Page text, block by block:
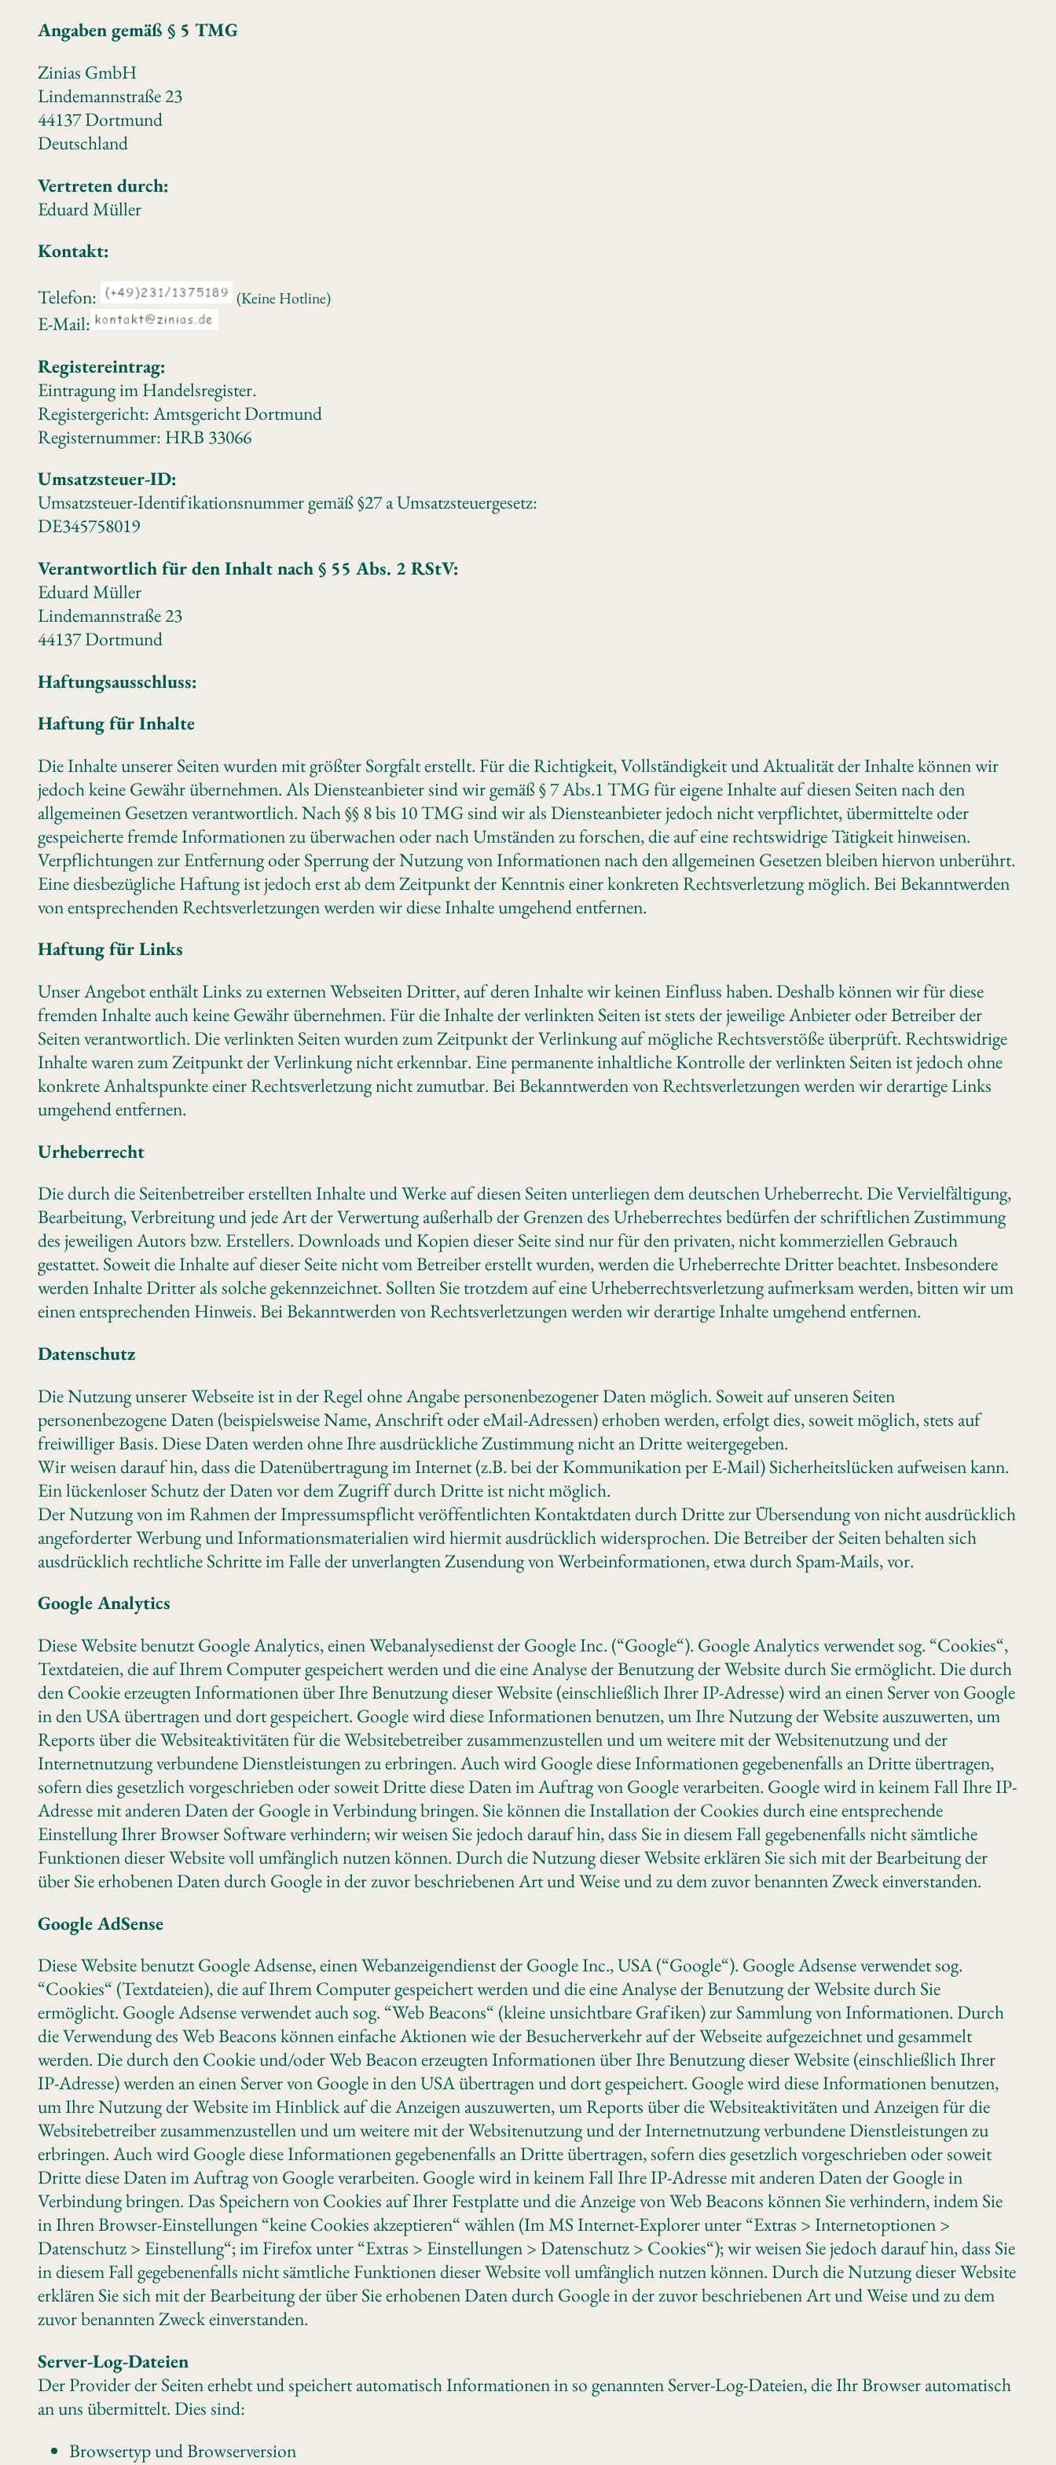
Angaben gemäß § 5 TMG
Zinias GmbH
Lindemannstraße 23
44137 Dortmund
Deutschland
Vertreten durch:
Eduard Müller
Kontakt:
Telefon:
(Keine Hotline)
E-Mail:
Registereintrag:
Eintragung im Handelsregister.
Registergericht: Amtsgericht Dortmund
Registernummer: HRB 33066
Umsatzsteuer-ID:
Umsatzsteuer-Identifikationsnummer gemäß §27 a Umsatzsteuergesetz:
DE345758019
Verantwortlich für den Inhalt nach § 55 Abs. 2 RStV:
Eduard Müller
Lindemannstraße 23
44137 Dortmund
Haftungsausschluss:
Haftung für Inhalte
Die Inhalte unserer Seiten wurden mit größter Sorgfalt erstellt. Für die Richtigkeit, Vollständigkeit und Aktualität der Inhalte können wir
jedoch keine Gewähr übernehmen. Als Diensteanbieter sind wir gemäß § 7 Abs.1 TMG für eigene Inhalte auf diesen Seiten nach den
allgemeinen Gesetzen verantwortlich. Nach §§ 8 bis 10 TMG sind wir als Diensteanbieter jedoch nicht verpflichtet, übermittelte oder
gespeicherte fremde Informationen zu überwachen oder nach Umständen zu forschen, die auf eine rechtswidrige Tätigkeit hinweisen.
Verpflichtungen zur Entfernung oder Sperrung der Nutzung von Informationen nach den allgemeinen Gesetzen bleiben hiervon unberührt.
Eine diesbezügliche Haftung ist jedoch erst ab dem Zeitpunkt der Kenntnis einer konkreten Rechtsverletzung möglich. Bei Bekanntwerden
von entsprechenden Rechtsverletzungen werden wir diese Inhalte umgehend entfernen.
Haftung für Links
Unser Angebot enthält Links zu externen Webseiten Dritter, auf deren Inhalte wir keinen Einfluss haben. Deshalb können wir für diese
fremden Inhalte auch keine Gewähr übernehmen. Für die Inhalte der verlinkten Seiten ist stets der jeweilige Anbieter oder Betreiber der
Seiten verantwortlich. Die verlinkten Seiten wurden zum Zeitpunkt der Verlinkung auf mögliche Rechtsverstöße überprüft. Rechtswidrige
Inhalte waren zum Zeitpunkt der Verlinkung nicht erkennbar. Eine permanente inhaltliche Kontrolle der verlinkten Seiten ist jedoch ohne
konkrete Anhaltspunkte einer Rechtsverletzung nicht zumutbar. Bei Bekanntwerden von Rechtsverletzungen werden wir derartige Links
umgehend entfernen.
Urheberrecht
Die durch die Seitenbetreiber erstellten Inhalte und Werke auf diesen Seiten unterliegen dem deutschen Urheberrecht. Die Vervielfältigung,
Bearbeitung, Verbreitung und jede Art der Verwertung außerhalb der Grenzen des Urheberrechtes bedürfen der schriftlichen Zustimmung
des jeweiligen Autors bzw. Erstellers. Downloads und Kopien dieser Seite sind nur für den privaten, nicht kommerziellen Gebrauch
gestattet. Soweit die Inhalte auf dieser Seite nicht vom Betreiber erstellt wurden, werden die Urheberrechte Dritter beachtet. Insbesondere
werden Inhalte Dritter als solche gekennzeichnet. Sollten Sie trotzdem auf eine Urheberrechtsverletzung aufmerksam werden, bitten wir um
einen entsprechenden Hinweis. Bei Bekanntwerden von Rechtsverletzungen werden wir derartige Inhalte umgehend entfernen.
Datenschutz
Die Nutzung unserer Webseite ist in der Regel ohne Angabe personenbezogener Daten möglich. Soweit auf unseren Seiten
personenbezogene Daten (beispielsweise Name, Anschrift oder eMail-Adressen) erhoben werden, erfolgt dies, soweit möglich, stets auf
freiwilliger Basis. Diese Daten werden ohne Ihre ausdrückliche Zustimmung nicht an Dritte weitergegeben.
Wir weisen darauf hin, dass die Datenübertragung im Internet (z.B. bei der Kommunikation per E-Mail) Sicherheitslücken aufweisen kann.
Ein lückenloser Schutz der Daten vor dem Zugriff durch Dritte ist nicht möglich.
Der Nutzung von im Rahmen der Impressumspflicht veröffentlichten Kontaktdaten durch Dritte zur Übersendung von nicht ausdrücklich
angeforderter Werbung und Informationsmaterialien wird hiermit ausdrücklich widersprochen. Die Betreiber der Seiten behalten sich
ausdrücklich rechtliche Schritte im Falle der unverlangten Zusendung von Werbeinformationen, etwa durch Spam-Mails, vor.
Google Analytics
Diese Website benutzt Google Analytics, einen Webanalysedienst der Google Inc. (“Google“). Google Analytics verwendet sog. “Cookies“,
Textdateien, die auf Ihrem Computer gespeichert werden und die eine Analyse der Benutzung der Website durch Sie ermöglicht. Die durch
den Cookie erzeugten Informationen über Ihre Benutzung dieser Website (einschließlich Ihrer IP-Adresse) wird an einen Server von Google
in den USA übertragen und dort gespeichert. Google wird diese Informationen benutzen, um Ihre Nutzung der Website auszuwerten, um
Reports über die Websiteaktivitäten für die Websitebetreiber zusammenzustellen und um weitere mit der Websitenutzung und der
Internetnutzung verbundene Dienstleistungen zu erbringen. Auch wird Google diese Informationen gegebenenfalls an Dritte übertragen,
sofern dies gesetzlich vorgeschrieben oder soweit Dritte diese Daten im Auftrag von Google verarbeiten. Google wird in keinem Fall Ihre IP-
Adresse mit anderen Daten der Google in Verbindung bringen. Sie können die Installation der Cookies durch eine entsprechende
Einstellung Ihrer Browser Software verhindern; wir weisen Sie jedoch darauf hin, dass Sie in diesem Fall gegebenenfalls nicht sämtliche
Funktionen dieser Website voll umfänglich nutzen können. Durch die Nutzung dieser Website erklären Sie sich mit der Bearbeitung der
über Sie erhobenen Daten durch Google in der zuvor beschriebenen Art und Weise und zu dem zuvor benannten Zweck einverstanden.
Google AdSense
Diese Website benutzt Google Adsense, einen Webanzeigendienst der Google Inc., USA (“Google“). Google Adsense verwendet sog.
“Cookies“ (Textdateien), die auf Ihrem Computer gespeichert werden und die eine Analyse der Benutzung der Website durch Sie
ermöglicht. Google Adsense verwendet auch sog. “Web Beacons“ (kleine unsichtbare Grafiken) zur Sammlung von Informationen. Durch
die Verwendung des Web Beacons können einfache Aktionen wie der Besucherverkehr auf der Webseite aufgezeichnet und gesammelt
werden. Die durch den Cookie und/oder Web Beacon erzeugten Informationen über Ihre Benutzung dieser Website (einschließlich Ihrer
IP-Adresse) werden an einen Server von Google in den USA übertragen und dort gespeichert. Google wird diese Informationen benutzen,
um Ihre Nutzung der Website im Hinblick auf die Anzeigen auszuwerten, um Reports über die Websiteaktivitäten und Anzeigen für die
Websitebetreiber zusammenzustellen und um weitere mit der Websitenutzung und der Internetnutzung verbundene Dienstleistungen zu
erbringen. Auch wird Google diese Informationen gegebenenfalls an Dritte übertragen, sofern dies gesetzlich vorgeschrieben oder soweit
Dritte diese Daten im Auftrag von Google verarbeiten. Google wird in keinem Fall Ihre IP-Adresse mit anderen Daten der Google in
Verbindung bringen. Das Speichern von Cookies auf Ihrer Festplatte und die Anzeige von Web Beacons können Sie verhindern, indem Sie
in Ihren Browser-Einstellungen “keine Cookies akzeptieren“ wählen (Im MS Internet-Explorer unter “Extras > Internetoptionen >
Datenschutz > Einstellung“; im Firefox unter “Extras > Einstellungen > Datenschutz > Cookies“); wir weisen Sie jedoch darauf hin, dass Sie
in diesem Fall gegebenenfalls nicht sämtliche Funktionen dieser Website voll umfänglich nutzen können. Durch die Nutzung dieser Website
erklären Sie sich mit der Bearbeitung der über Sie erhobenen Daten durch Google in der zuvor beschriebenen Art und Weise und zu dem
zuvor benannten Zweck einverstanden.
Server-Log-Dateien
Der Provider der Seiten erhebt und speichert automatisch Informationen in so genannten Server-Log-Dateien, die Ihr Browser automatisch
an uns übermittelt. Dies sind:
Browsertyp und Browserversion